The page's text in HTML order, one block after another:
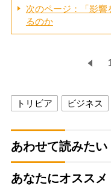
次のページ：「影
るのか
トリビア ビジネス
あわせて読みたい
あなたにオススメ